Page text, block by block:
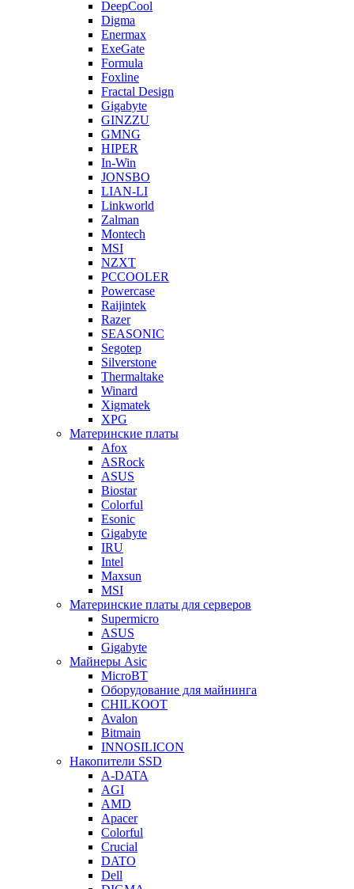
DeepCool
Digma
Enermax
ExeGate
Formula
Foxline
Fractal Design
Gigabyte
GINZZU
GMNG
HIPER
In-Win
JONSBO
LIAN-LI
Linkworld
Zalman
Montech
MSI
NZXT
PCCOOLER
Powercase
Raijintek
Razer
SEASONIC
Segotep
Silverstone
Thermaltake
Winard
Xigmatek
XPG
Материнские платы
Afox
ASRock
ASUS
Biostar
Colorful
Esonic
Gigabyte
IRU
Intel
Maxsun
MSI
Материнские платы для серверов
Supermicro
ASUS
Gigabyte
Майнеры Asic
MicroBT
Оборудование для майнинга
CHILKOOT
Avalon
Bitmain
INNOSILICON
Накопители SSD
A-DATA
AGI
AMD
Apacer
Colorful
Crucial
DATO
Dell